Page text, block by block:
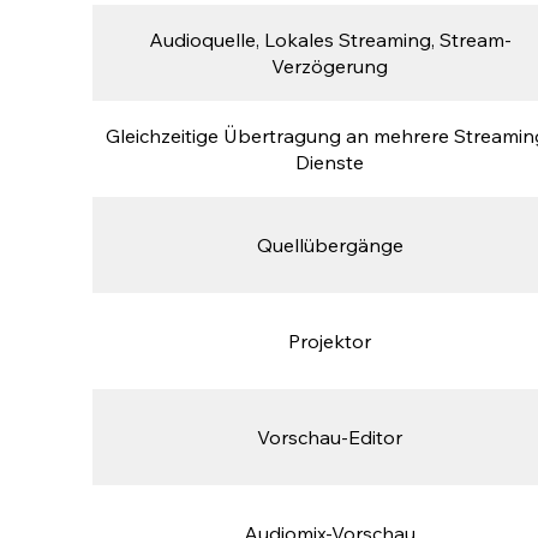
Audioquelle, Lokales Streaming, Stream-
Verzögerung
Gleichzeitige Übertragung an mehrere
Dienste
Quellübergänge
Projektor
Vorschau-Editor